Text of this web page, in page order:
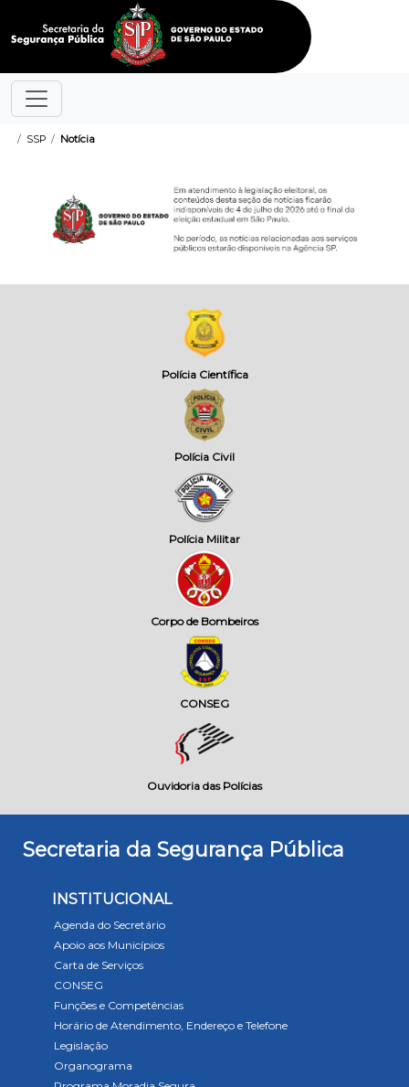
SSP
Polícia Científica
Polícia Civil
Polícia Militar
Corpo de Bombeiros
CONSEG
Ouvidoria das Polícias
Secretaria da Segurança Pública
INSTITUCIONAL
Agenda do Secretário
Apoio aos Municípios
Carta de Serviços
CONSEG
Funções e Competências
Horário de Atendimento, Endereço e Telefone
Legislação
Organograma